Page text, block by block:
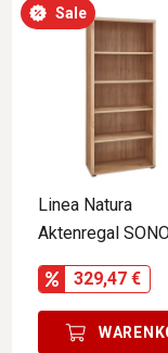
Sale
Linea Natura
Aktenregal
329,47 €